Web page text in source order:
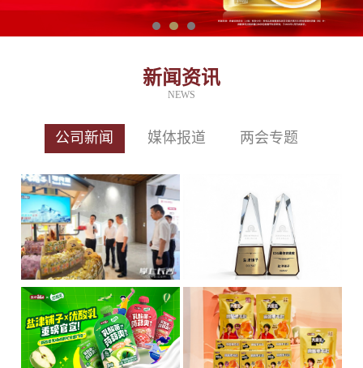
新闻资讯
NEWS
公司新闻 媒体报道 两会专题